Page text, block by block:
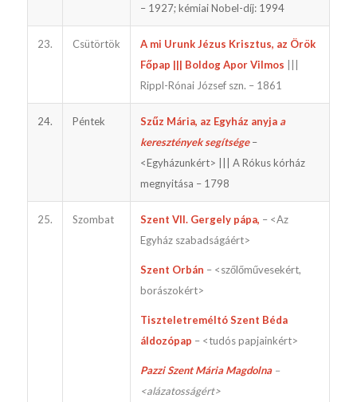
– 1927; kémiai Nobel-díj: 1994
23. Csütörtök
A mi Urunk Jézus Krisztus, az Örök
Főpap ||| Boldog Apor Vilmos |||
Rippl-Rónai József szn. – 1861
24. Péntek Szűz Mária, az Egyház anyja a
keresztények segítsége–
<Egyházunkért> ||| A Rókus kórház
megnyitása – 1798
25. Szombat Szent VII. Gergely pápa, – <Az
Egyház szabadságáért>
Szent Orbán – <szőlőművesekért,
borászokért>
Tiszteletreméltó Szent Béda
áldozópap – <tudós papjainkért>
Pazzi Szent Mária Magdolna–
<alázatosságért>